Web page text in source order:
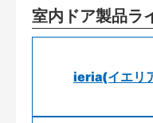
室内ドア製品ラ
ieria(イエリ